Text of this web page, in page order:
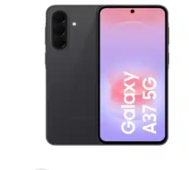
وكاميرا 50MP OIS – ضمان محلي